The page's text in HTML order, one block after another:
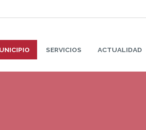
SERVICIOS ACTUALIDAD